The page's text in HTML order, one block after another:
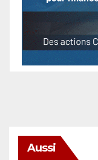
Aussi